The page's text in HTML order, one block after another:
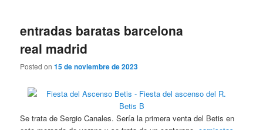
entradas baratas barcelona
real madrid
Posted on15 de noviembre de 2023
Se trata de Sergio Canales. Sería la primera venta del Betis en